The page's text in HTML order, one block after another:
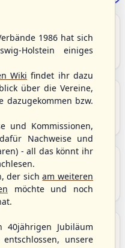
zu Baseball, Softball
und Nachrichten aus
der Welt.
Livestreams
Livestreams für
und Informationen
1986 hat sich
Holstein einiges
Wiki findet ihr dazu
über die Vereine,
bzw.
und Kommissionen,
Nachweise und
- all das könnt ihr
der sicham weiteren
möchte und noch
40jährigen Jubiläum
unsere